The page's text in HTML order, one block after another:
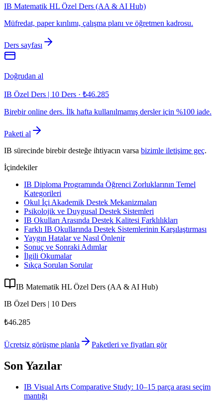
IB Matematik HL Özel Ders (AA & AI Hub)
Müfredat, paper kırılımı, çalışma planı ve öğretmen kadrosu.
Ders sayfası
Doğrudan al
IB Özel Ders | 10 Ders · ₺46.285
Birebir online ders. İlk hafta kullanılmamış dersler için %100 iade.
Paketi al
IB sürecinde birebir desteğe ihtiyacın varsa bizimle iletişime geç.
İçindekiler
IB Diploma Programında Öğrenci Zorluklarının Temel
Kategorileri
Okul İçi Akademik Destek Mekanizmaları
Psikolojik ve Duygusal Destek Sistemleri
IB Okulları Arasında Destek Kalitesi Farklılıkları
Farklı IB Okullarında Destek Sistemlerinin Karşılaştırması
Yaygın Hatalar ve Nasıl Önlenir
Sonuç ve Sonraki Adımlar
İlgili Okumalar
Sıkça Sorulan Sorular
IB Matematik HL Özel Ders (AA & AI Hub)
IB Özel Ders | 10 Ders
₺46.285
Ücretsiz görüşme planla Paketleri ve fiyatları gör
Son Yazılar
IB Visual Arts Comparative Study: 10–15 parça arası seçim
mantığı